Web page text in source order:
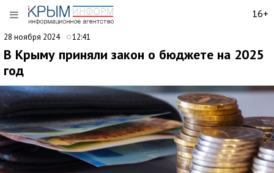
16+
28 ноября 2024 12:41
В Крыму приняли закон о бюджете на 2025
год